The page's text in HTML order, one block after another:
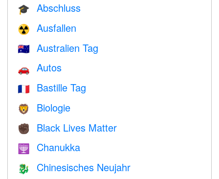
🎓 Abschluss
☢️ Ausfallen
🇦🇺 Australien Tag
🚗 Autos
🇫🇷 Bastille Tag
🦁 Biologie
✊🏿 Black Lives Matter
🕎 Chanukka
🐉 Chinesisches Neujahr